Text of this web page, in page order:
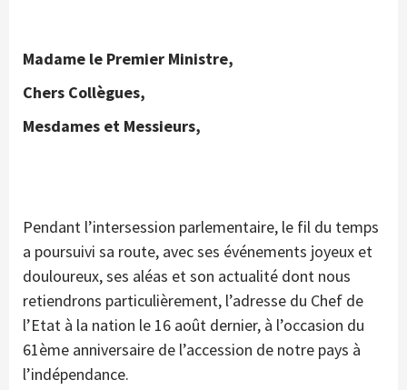
Madame le Premier Ministre,
Chers Collègues,
Mesdames et Messieurs,
Pendant l’intersession parlementaire, le fil du temps
a poursuivi sa route, avec ses événements joyeux et
douloureux, ses aléas et son actualité dont nous
retiendrons particulièrement, l’adresse du Chef de
l’Etat à la nation le 16 août dernier, à l’occasion du
61ème anniversaire de l’accession de notre pays à
l’indépendance.